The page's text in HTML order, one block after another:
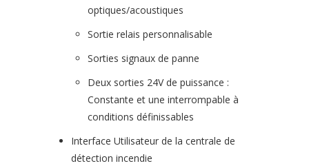
optiques/acoustiques
Sortie relais personnalisable
Sorties signaux de panne
Deux sorties 24V de puissance :
Constante et une interrompable à
conditions définissables
Interface Utilisateur de la centrale de
détection incendie